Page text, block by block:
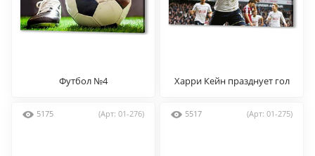
Футбол №4 Харри Кейн празднует гол
5175 (Арт: 01-276) 5517 (Арт: 01-275)